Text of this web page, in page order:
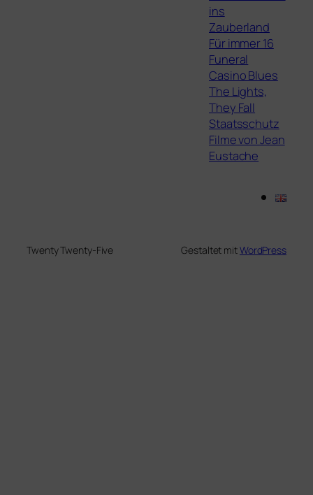
ins
Zauberland
Für immer 16
Funeral
Casino Blues
The Lights,
They Fall
Staatsschutz
Filme von Jean
Eustache
Twenty Twenty-Five Gestaltet mitWordPress